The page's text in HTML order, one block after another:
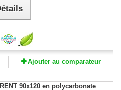
Ajouter au comparateur
90x120 en polycarbonate